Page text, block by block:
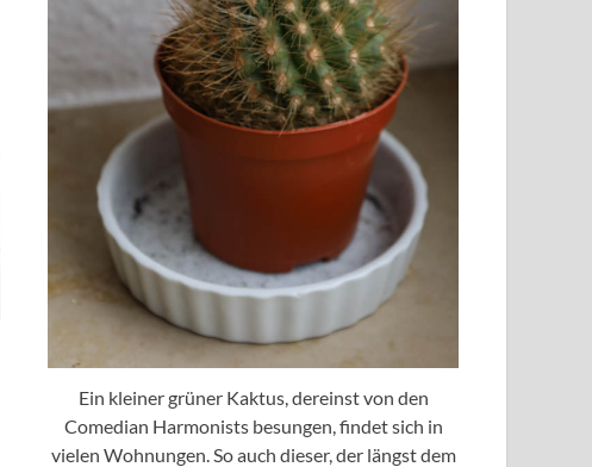
Ein kleiner grüner Kaktus, dereinst von den
Comedian Harmonists besungen, findet sich in
vielen Wohnungen. So auch dieser, der längst dem